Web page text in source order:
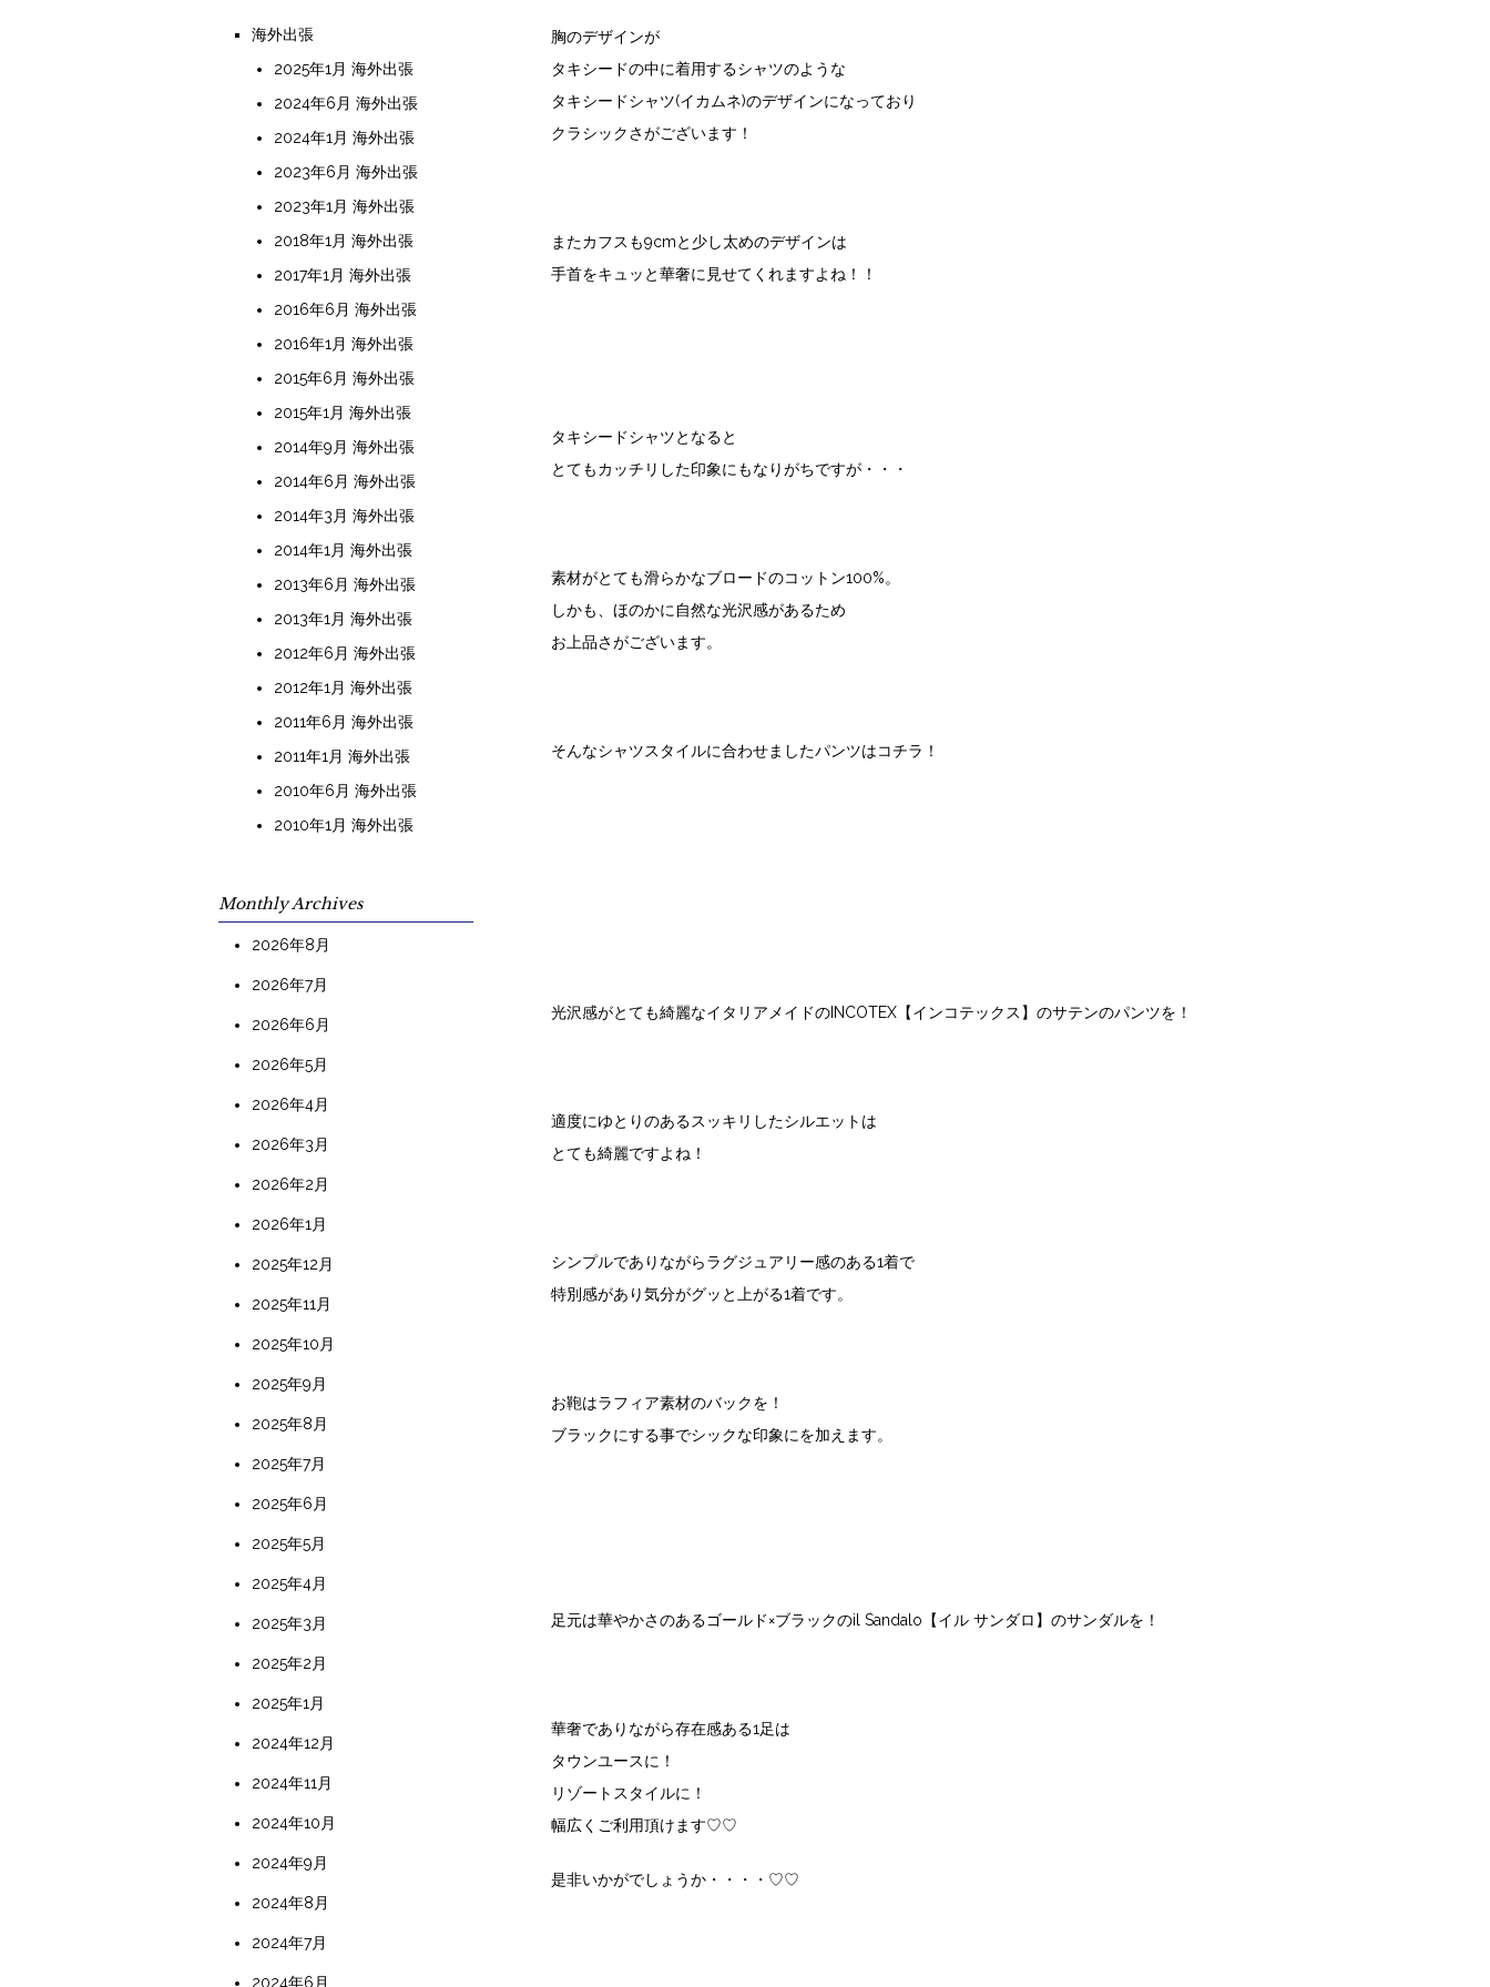
胸のデザインが
タキシードの中に着用するシャツのような
タキシードシャツ(イカムネ)のデザインになっており
クラシックさがございます！
またカフスも9cmと少し太めのデザインは
手首をキュッと華奢に見せてくれますよね！！
タキシードシャツとなると
とてもカッチリした印象にもなりがちですが・・・
素材がとても滑らかなブロードのコットン100%。
しかも、ほのかに自然な光沢感があるため
お上品さがございます。
そんなシャツスタイルに合わせましたパンツはコチラ！
光沢感がとても綺麗なイタリアメイドのINCOTEX【インコテックス】のサテンのパンツを！
適度にゆとりのあるスッキリしたシルエットは
とても綺麗ですよね！
シンプルでありながらラグジュアリー感のある1着で
特別感があり気分がグッと上がる1着です。
お鞄はラフィア素材のバックを！
ブラックにする事でシックな印象にを加えます。
足元は華やかさのあるゴールド×ブラックのil Sandalo【イル サンダロ】のサンダルを！
華奢でありながら存在感ある1足は
タウンユースに！
リゾートスタイルに！
幅広くご利用頂けます♡♡
是非いかがでしょうか・・・・♡♡
海外出張
2025年1月 海外出張
2024年6月 海外出張
2024年1月 海外出張
2023年6月 海外出張
2023年1月 海外出張
2018年1月 海外出張
2017年1月 海外出張
2016年6月 海外出張
2016年1月 海外出張
2015年6月 海外出張
2015年1月 海外出張
2014年9月 海外出張
2014年6月 海外出張
2014年3月 海外出張
2014年1月 海外出張
2013年6月 海外出張
2013年1月 海外出張
2012年6月 海外出張
2012年1月 海外出張
2011年6月 海外出張
2011年1月 海外出張
2010年6月 海外出張
2010年1月 海外出張
Monthly Archives
2026年8月
2026年7月
2026年6月
2026年5月
2026年4月
2026年3月
2026年2月
2026年1月
2025年12月
2025年11月
2025年10月
2025年9月
2025年8月
2025年7月
2025年6月
2025年5月
2025年4月
2025年3月
2025年2月
2025年1月
2024年12月
2024年11月
2024年10月
2024年9月
2024年8月
2024年7月
2024年6月